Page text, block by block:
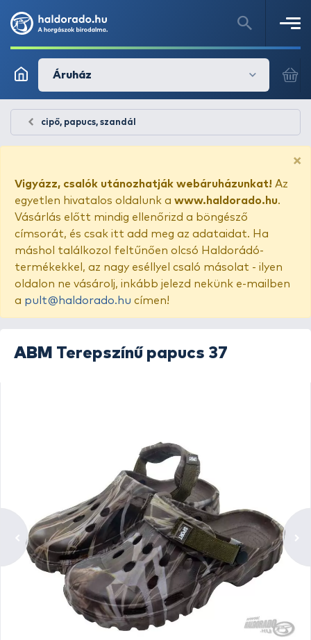
Áruház
cipő, papucs, szandál
×
Vigyázz, csalók utánozhatják webáruházunkat! Az
egyetlen hivatalos oldalunk a www.haldorado.hu.
Vásárlás előtt mindig ellenőrizd a böngésző
címsorát, és csak itt add meg az adataidat. Ha
máshol találkozol feltűnően olcsó Haldorádó-
termékekkel, az nagy eséllyel csaló másolat - ilyen
oldalon ne vásárolj, inkább jelezd nekünk e-mailben
a pult@haldorado.hu címen!
ABM Terepszínű papucs 37